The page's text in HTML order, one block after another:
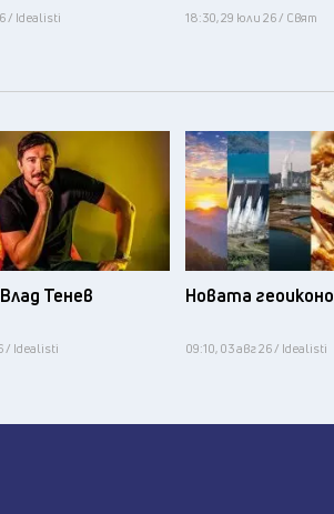
/ Idealisti 18:30, 29 юли 26 / Свят
Тенев
/ Idealisti
Новата
09:10, 03 авг 26 / Idealisti